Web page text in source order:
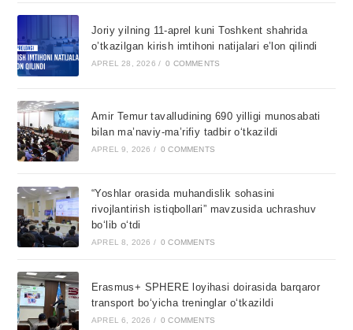
Joriy yilning 11-aprel kuni Toshkent shahrida
o’tkazilgan kirish imtihoni natijalari e’lon qilindi
APREL 28, 2026 / 0 COMMENTS
Amir Temur tavalludining 690 yilligi munosabati
bilan ma’naviy-ma’rifiy tadbir o‘tkazildi
APREL 9, 2026 / 0 COMMENTS
“Yoshlar orasida muhandislik sohasini
rivojlantirish istiqbollari” mavzusida uchrashuv
bo‘lib o‘tdi
APREL 8, 2026 / 0 COMMENTS
Erasmus+ SPHERE loyihasi doirasida barqaror
transport bo‘yicha treninglar o‘tkazildi
APREL 6, 2026 / 0 COMMENTS